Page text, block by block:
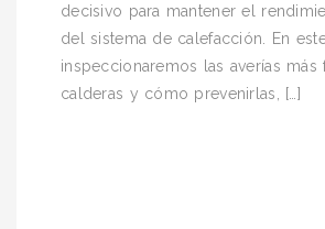
decisivo para mantener el
del sistema de calefacción. En
inspeccionaremos las averías más
calderas y cómo prevenirlas, […]